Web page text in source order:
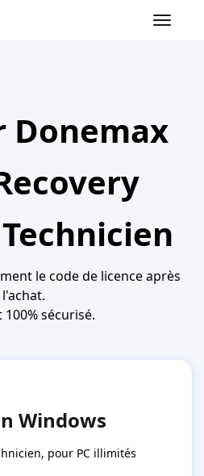
Basculer
Donemax
le code de licence après
l'achat.
100% sécurisé.
Windows
pour PC illimités